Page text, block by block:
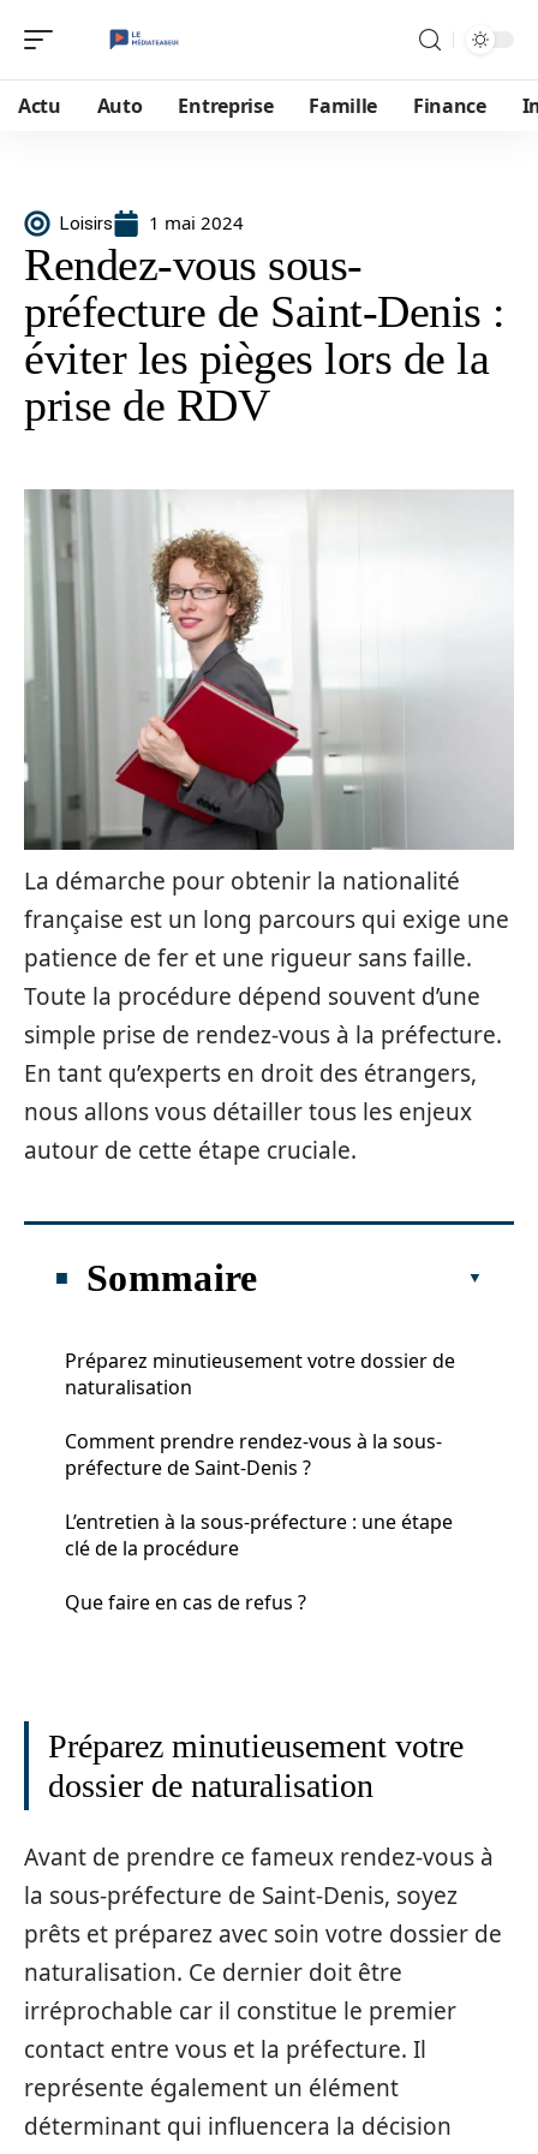
Actu Auto Entreprise Famille Finance
Loisirs 1 mai 2024
Rendez-vous sous-
préfecture de Saint-Denis :
éviter les pièges lors de la
prise de RDV
La démarche pour obtenir la nationalité
française est un long parcours qui exige une
patience de fer et une rigueur sans faille.
Toute la procédure dépend souvent d’une
simple prise de rendez-vous à la préfecture.
En tant qu’experts en droit des étrangers,
nous allons vous détailler tous les enjeux
autour de cette étape cruciale.
Sommaire
Préparez minutieusement votre dossier de
naturalisation
Comment prendre rendez-vous à la sous-
préfecture de Saint-Denis ?
L’entretien à la sous-préfecture : une étape
clé de la procédure
Que faire en cas de refus ?
Préparez minutieusement votre
dossier de naturalisation
Avant de prendre ce fameux rendez-vous à
la sous-préfecture de Saint-Denis, soyez
prêts et préparez avec soin votre dossier de
naturalisation. Ce dernier doit être
irréprochable car il constitue le premier
contact entre vous et la préfecture. Il
représente également un élément
déterminant qui influencera la décision